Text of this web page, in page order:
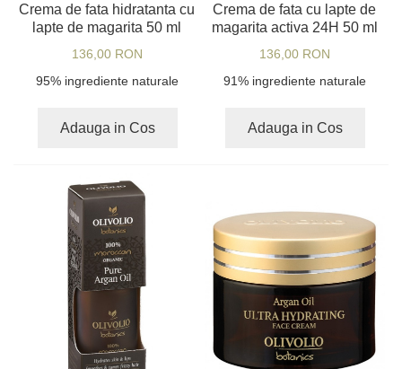
Crema de fata hidratanta cu
lapte de magarita 50 ml
136,00 RON
95% ingrediente naturale
Adauga in Cos
Crema de fata cu lapte de
magarita activa 24H 50 ml
136,00 RON
91% ingrediente naturale
Adauga in Cos